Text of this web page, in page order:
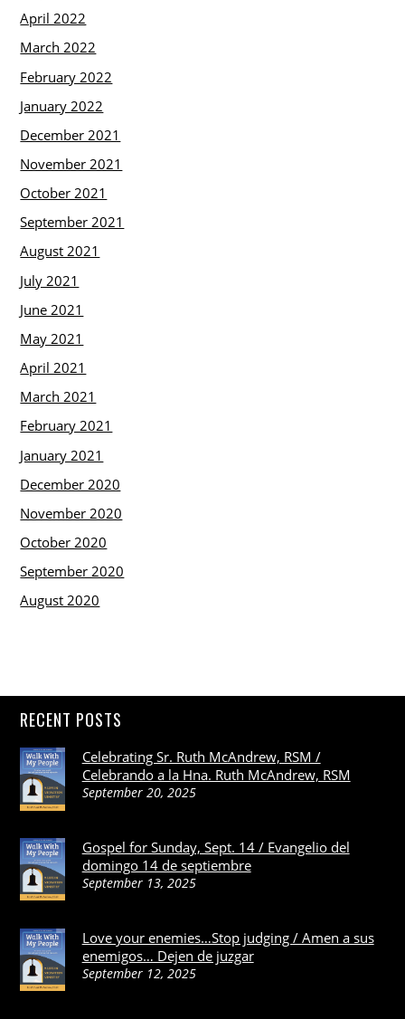
April 2022
March 2022
February 2022
January 2022
December 2021
November 2021
October 2021
September 2021
August 2021
July 2021
June 2021
May 2021
April 2021
March 2021
February 2021
January 2021
December 2020
November 2020
October 2020
September 2020
August 2020
RECENT POSTS
Celebrating Sr. Ruth McAndrew, RSM /
Celebrando a la Hna. Ruth McAndrew, RSM
September 20, 2025
Gospel for Sunday, Sept. 14 / Evangelio del
domingo 14 de septiembre
September 13, 2025
Love your enemies…Stop judging / Amen a sus
enemigos… Dejen de juzgar
September 12, 2025